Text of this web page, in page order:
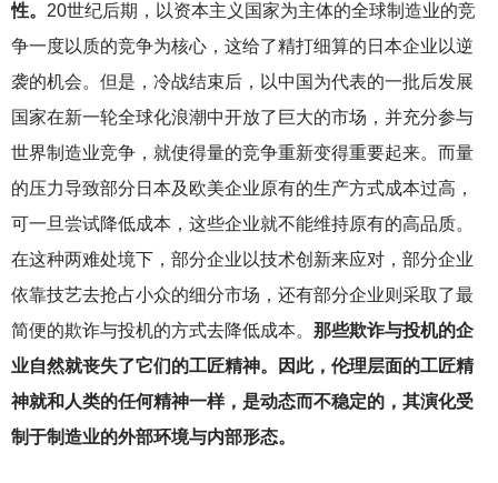
性。 20世纪后期，以资本主义国家为主体的全球制造业的竞
争一度以质的竞争为核心，这给了精打细算的日本企业以逆
袭的机会。但是，冷战结束后，以中国为代表的一批后发展
国家在新一轮全球化浪潮中开放了巨大的市场，并充分参与
世界制造业竞争，就使得量的竞争重新变得重要起来。而量
的压力导致部分日本及欧美企业原有的生产方式成本过高，
可一旦尝试降低成本，这些企业就不能维持原有的高品质。
在这种两难处境下，部分企业以技术创新来应对，部分企业
依靠技艺去抢占小众的细分市场，还有部分企业则采取了最
简便的欺诈与投机的方式去降低成本。 那些欺诈与投机的企
业自然就丧失了它们的工匠精神。因此，伦理层面的工匠精
神就和人类的任何精神一样，是动态而不稳定的，其演化受
制于制造业的外部环境与内部形态。